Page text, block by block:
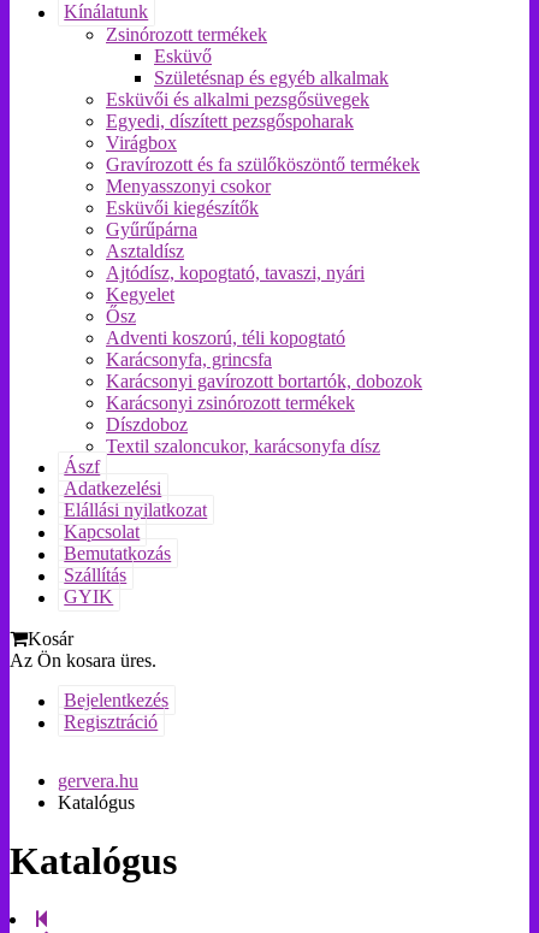
Kínálatunk
Zsinórozott termékek
Esküvő
Születésnap és egyéb alkalmak
Esküvői és alkalmi pezsgősüvegek
Egyedi, díszített pezsgőspoharak
Virágbox
Gravírozott és fa szülőköszöntő termékek
Menyasszonyi csokor
Esküvői kiegészítők
Gyűrűpárna
Asztaldísz
Ajtódísz, kopogtató, tavaszi, nyári
Kegyelet
Ősz
Adventi koszorú, téli kopogtató
Karácsonyfa, grincsfa
Karácsonyi gavírozott bortartók, dobozok
Karácsonyi zsinórozott termékek
Díszdoboz
Textil szaloncukor, karácsonyfa dísz
Ászf
Adatkezelési
Elállási nyilatkozat
Kapcsolat
Bemutatkozás
Szállítás
GYIK
Kosár
Az Ön kosara üres.
Bejelentkezés
Regisztráció
gervera.hu
Katalógus
Katalógus